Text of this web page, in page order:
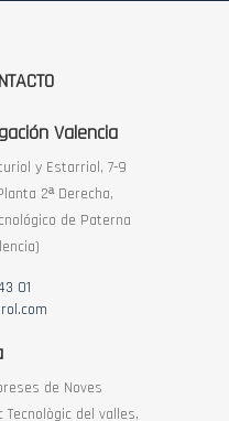
Valencia
y Estarriol, 7-9
2ª Derecha,
de Paterna
01
de Noves
Tecnològic del valles,